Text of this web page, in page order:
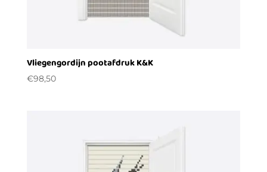
Vliegengordijn pootafdruk K&K
€98,50